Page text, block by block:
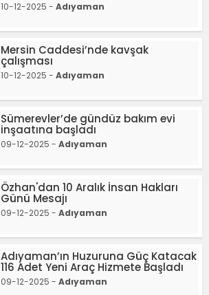
10-12-2025 - Adıyaman
Mersin Caddesi’nde kavşak
çalışması
10-12-2025 - Adıyaman
Sümerevler’de gündüz bakım evi
inşaatına başladı
09-12-2025 - Adıyaman
Özhan'dan 10 Aralık İnsan Hakları
Günü Mesajı
09-12-2025 - Adıyaman
Adıyaman’ın Huzuruna Güç Katacak
116 Adet Yeni Araç Hizmete Başladı
09-12-2025 - Adıyaman